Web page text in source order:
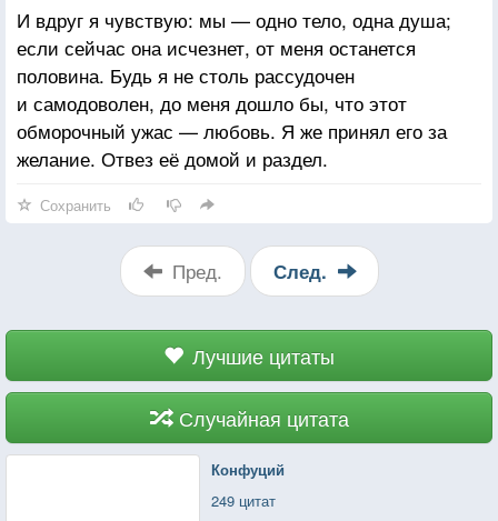
И вдруг я чувствую: мы — одно тело, одна душа;
если сейчас она исчезнет, от меня останется
половина. Будь я не столь рассудочен
и самодоволен, до меня дошло бы, что этот
обморочный ужас — любовь. Я же принял его за
желание. Отвез её домой и раздел.
Сохранить
Пред. След.
Лучшие цитаты
Случайная цитата
Конфуций
249 цитат